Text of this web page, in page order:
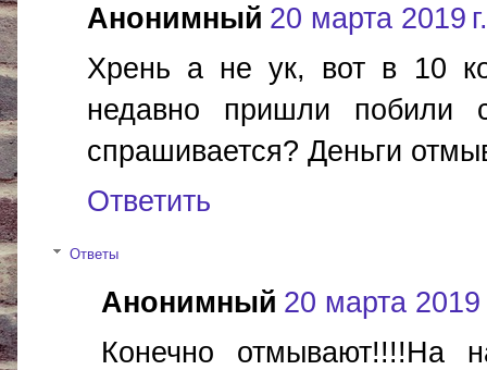
Анонимный 20 марта 2019
Хрень а не ук, вот в 10
недавно пришли побили
спрашивается? Деньги
Ответить
Ответы
Анонимный 20 марта 2019
Конечно отмывают!!!!На